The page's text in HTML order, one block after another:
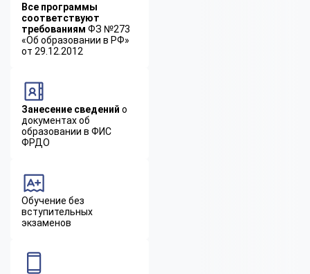
Все программы
соответствуют
требованиям ФЗ №273
«Об образовании в РФ»
от 29.12.2012
Занесение сведений о
документах об
образовании в ФИС
ФРДО
Обучение без
вступительных
экзаменов